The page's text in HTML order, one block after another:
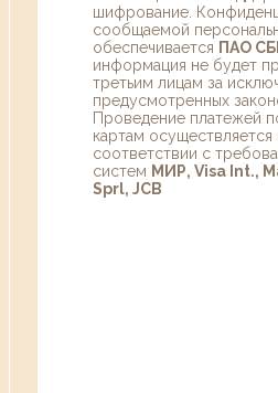
шифрование.
сообщаемой
обеспечивается ПАО
информация не будет
третьим лицам за
предусмотренных
Проведение платежей
картам
соответствии с
систем МИР, Visa Int.,
Sprl, JCB